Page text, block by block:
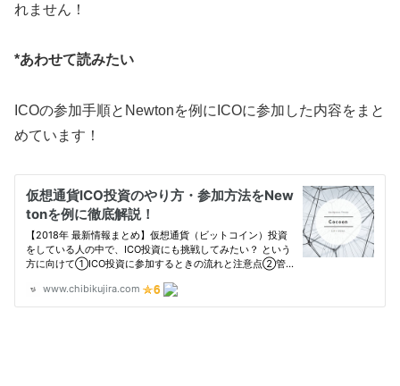
れません！
*あわせて読みたい
ICOの参加手順とNewtonを例にICOに参加した内容をまと
めています！